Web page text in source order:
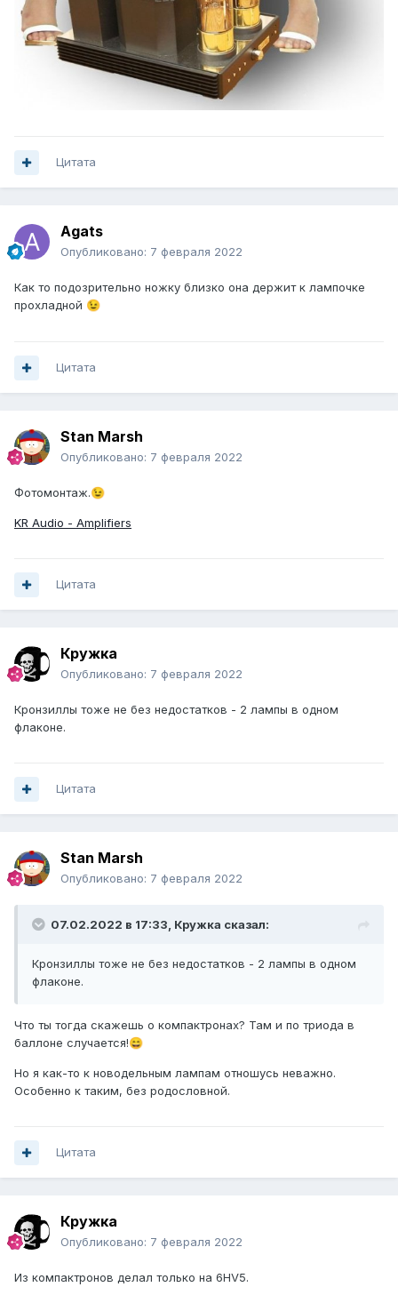
Цитата
Agats
Опубликовано: 7 февраля 2022
Как то подозрительно ножку близко она держит к лампочке
прохладной 😉
Цитата
Stan Marsh
Опубликовано: 7 февраля 2022
Фотомонтаж.😉
KR Audio - Amplifiers
Цитата
Кружка
Опубликовано: 7 февраля 2022
Кронзиллы тоже не без недостатков - 2 лампы в одном
флаконе.
Цитата
Stan Marsh
Опубликовано: 7 февраля 2022
07.02.2022 в 17:33, Кружка сказал:
Кронзиллы тоже не без недостатков - 2 лампы в одном
флаконе.
Что ты тогда скажешь о компактронах? Там и по триода в
баллоне случается!😄
Но я как-то к новодельным лампам отношусь неважно.
Особенно к таким, без родословной.
Цитата
Кружка
Опубликовано: 7 февраля 2022
Из компактронов делал только на 6HV5.